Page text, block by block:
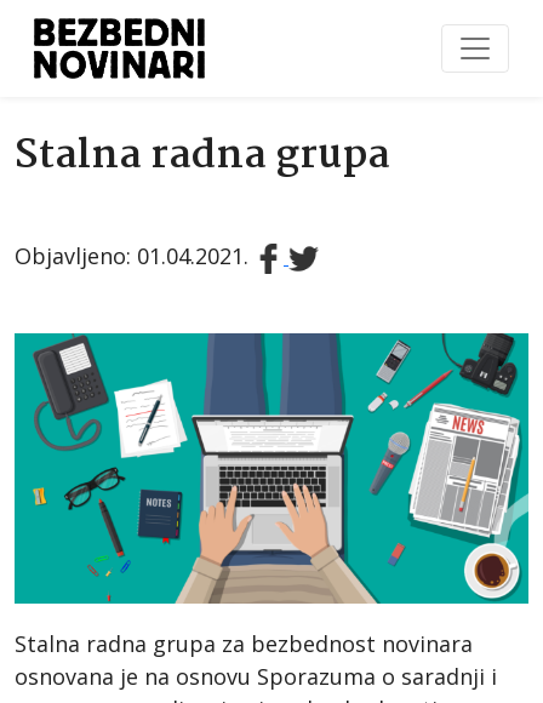
Stalna radna grupa
Objavljeno: 01.04.2021.
Stalna radna grupa za bezbednost novinara
osnovana je na osnovu Sporazuma o saradnji i